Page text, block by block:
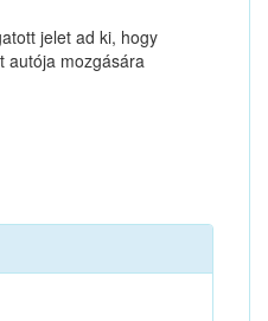
jelet ad ki, hogy
autója mozgására